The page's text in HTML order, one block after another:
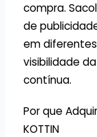
compra.
de
em
visibilidade
contínua.
Por que
KOTTIN